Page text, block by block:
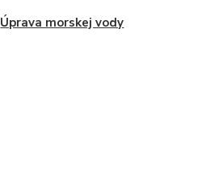
Úprava morskej vody